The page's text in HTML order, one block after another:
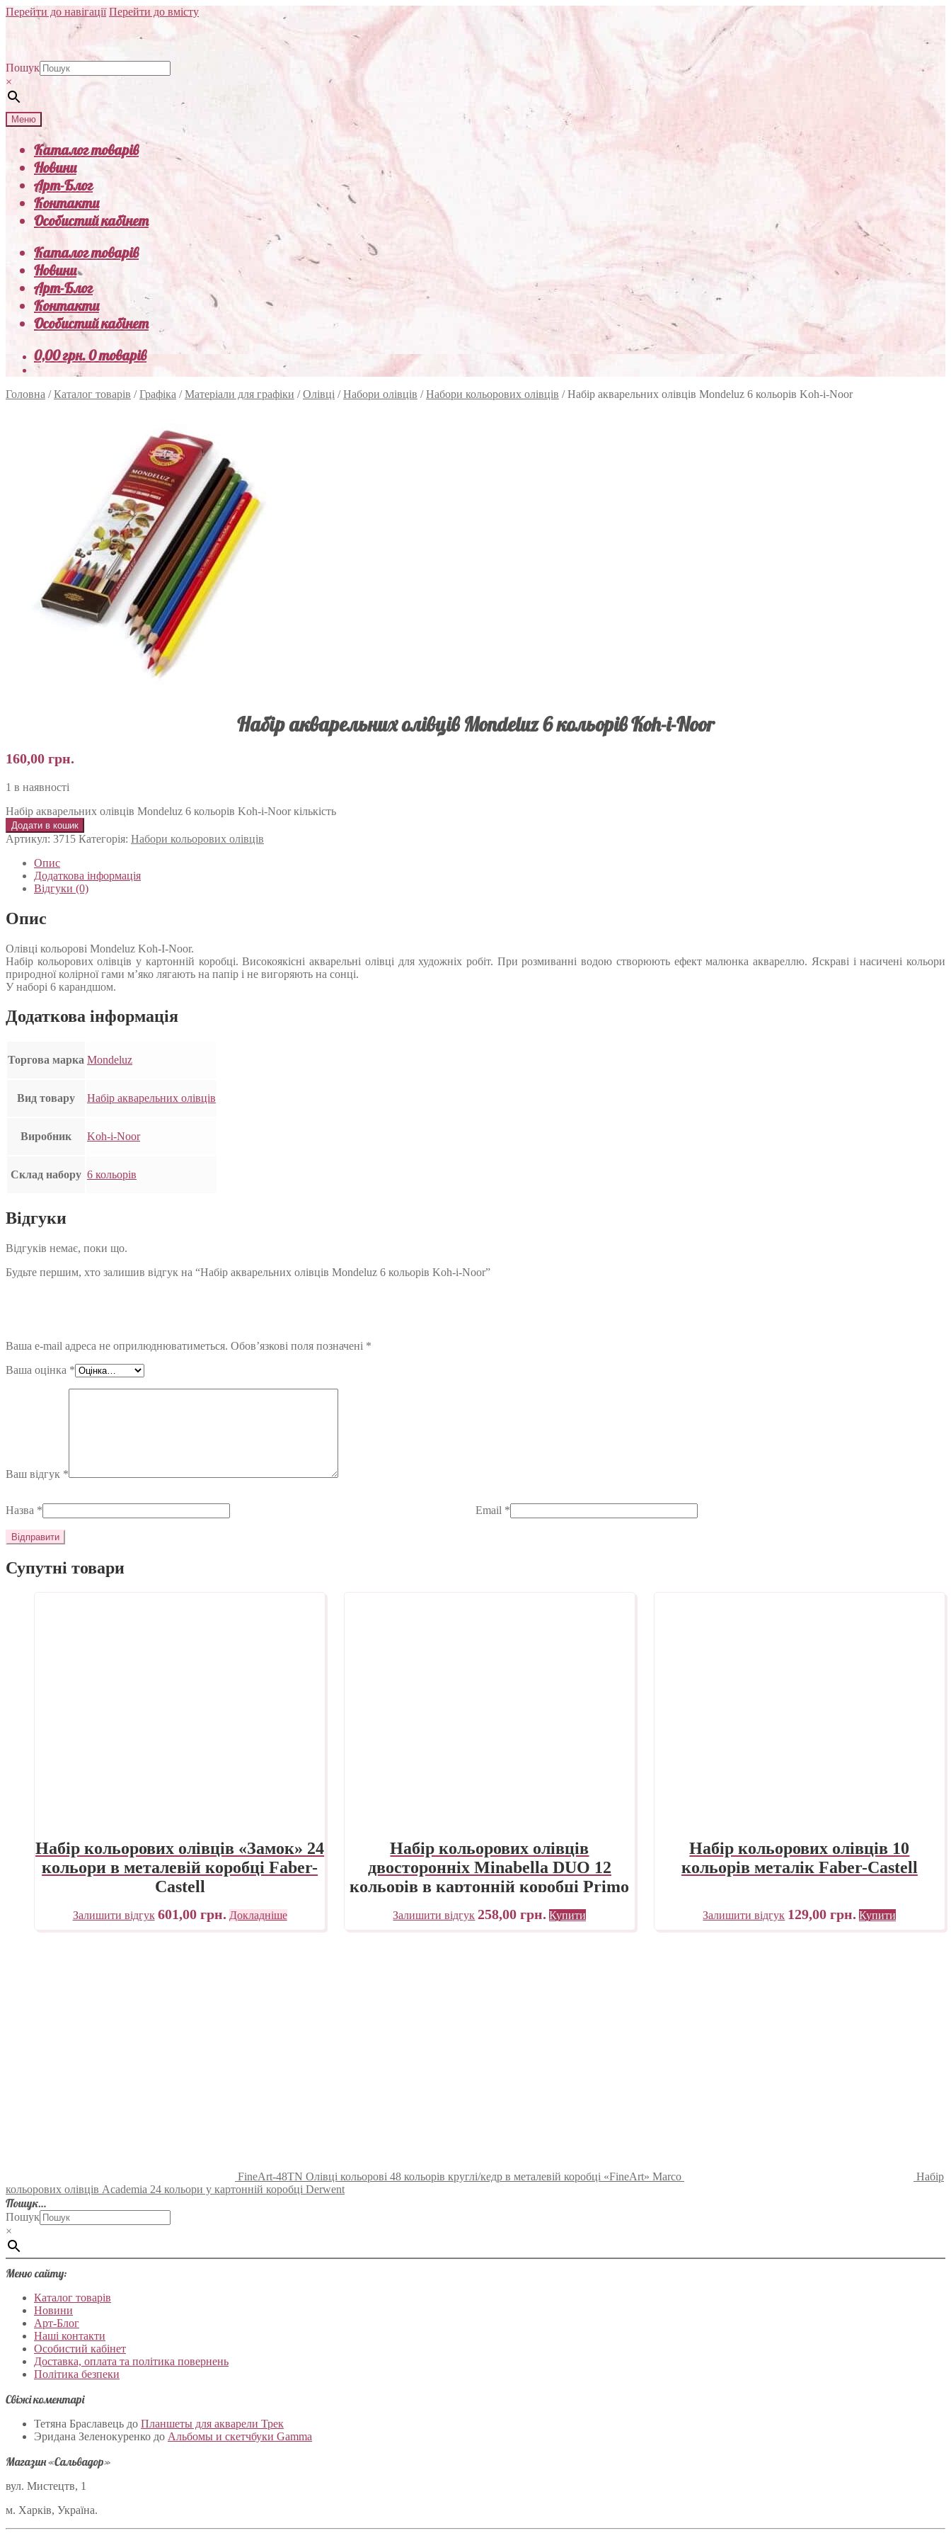
Перейти до навігації Перейти до вмісту
Пошук
×
Меню
Каталог товарів
Новини
Арт-Блог
Контакти
Особистий кабінет
Каталог товарів
Новини
Арт-Блог
Контакти
Особистий кабінет
0,00грн.0 товарів
Головна /Каталог товарів /Графіка /Матеріали для графіки /Олівці /Набори олівців /Набори кольорових олівців /Набір акварельних олівців Mondeluz 6 кольорів Koh-i-Noor
Набір акварельних олівців Mondeluz 6 кольорів Koh-i-Noor
160,00 грн.
1 в наявності
Набір акварельних олівців Mondeluz 6 кольорів Koh-i-Noor кількість
Додати в кошик
Артикул: 3715 Категорія: Набори кольорових олівців
Опис
Додаткова інформація
Відгуки (0)
Опис
Олівці кольорові Mondeluz Koh-I-Noor.
Набір кольорових олівців у картонній коробці. Високоякісні акварельні олівці для художніх робіт. При розмиванні водою створюють ефект малюнка аквареллю. Яскраві і насичені кольори
природної колірної гами м’яко лягають на папір і не вигоряють на сонці.
У наборі 6 карандшом.
Додаткова інформація
Торгова марка Mondeluz
Вид товару Набір акварельних олівців
Виробник Koh-i-Noor
Склад набору 6 кольорів
Відгуки
Відгуків немає, поки що.
Будьте першим, хто залишив відгук на “Набір акварельних олівців Mondeluz 6 кольорів Koh-i-Noor”
Ваша e-mail адреса не оприлюднюватиметься. Обов’язкові поля позначені *
Ваша оцінка *
Ваш відгук *
Назва * Email *
Супутні товари
Набір кольорових олівців «Замок» 24
кольори в металевій коробці Faber-
Castell
Залишити відгук 601,00 грн. Докладніше
Набір кольорових олівців
двосторонніх Minabella DUO 12
кольорів в картонній коробці Primo
Італія
Залишити відгук 258,00грн. Купити
Набір кольорових олівців 10
кольорів металік Faber-Castell
Залишити відгук 129,00грн. Купити
FineArt-48TN Олівці кольорові 48 кольорів круглі/кедр в металевій коробці «FineArt» Marco
Набір
кольорових олівців Academia 24 кольори у картонній коробці Derwent
Пошук…
Пошук
×
Меню сайту:
Каталог товарів
Новини
Арт-Блог
Наші контакти
Особистий кабінет
Доставка, оплата та політика повернень
Політика безпеки
Свіжі коментарі
Тетяна Браславець до Планшеты для акварели Трек
Эридана Зеленокуренко до Альбомы и скетчбуки Gamma
Магазин «Сальвадор»
вул. Мистецтв, 1
м. Харків, Україна.